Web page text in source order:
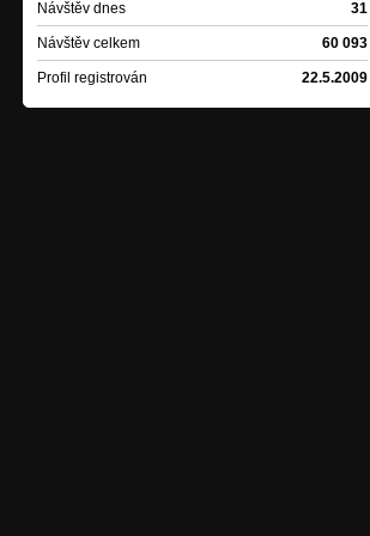
Návštěv dnes 31
Návštěv celkem 60 093
Profil registrován 22.5.2009